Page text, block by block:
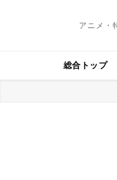
アニメ・
総合トップ